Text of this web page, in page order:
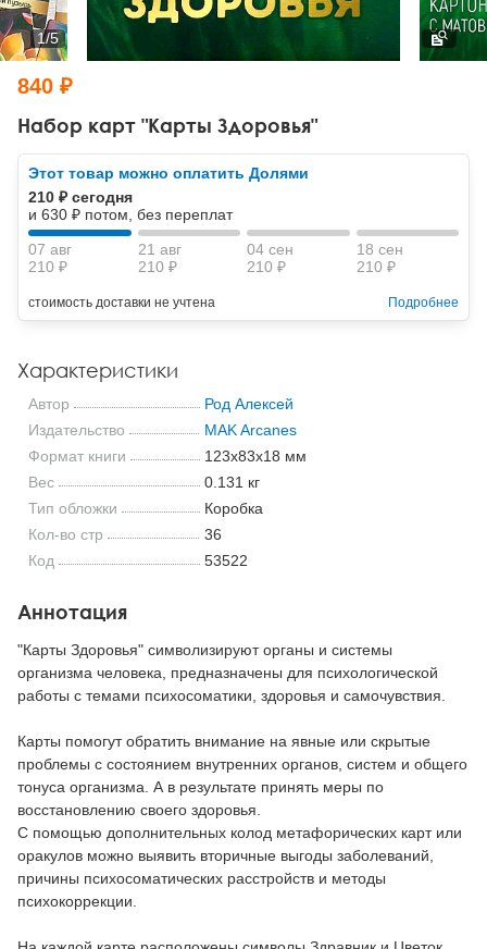
Тревожные расстройства, панические атаки
Психодрама
Другие направления психотерапии
Классический, эриксоновский гипноз и НЛП
НЛП
Психология труда и эргономика
Социальная психология
Социальная и организационная психология
Классический и юнгианский психоанализ
Набор карт "Карты Здоровья"
1/5
840 ₽
Этот товар можно оплатить Долями
210 ₽ сегодня
и 630 ₽ потом, без переплат
07 авг
210 ₽
21 авг
210 ₽
04 сен
210 ₽
18 сен
210 ₽
стоимость доставки не учтена Подробнее
Характеристики
Автор
Род Алексей
Издательство
MAK Arcanes
Формат книги
123x83x18 мм
Вес
0.131 кг
Тип обложки
Коробка
Кол-во стр
36
Код
53522
Аннотация
"Карты Здоровья" символизируют органы и системы
организма человека, предназначены для психологической
работы с темами психосоматики, здоровья и самочувствия.
Карты помогут обратить внимание на явные или скрытые
проблемы с состоянием внутренних органов, систем и общего
тонуса организма. А в результате принять меры по
восстановлению своего здоровья.
С помощью дополнительных колод метафорических карт или
оракулов можно выявить вторичные выгоды заболеваний,
причины психосоматических расстройств и методы
психокоррекции.